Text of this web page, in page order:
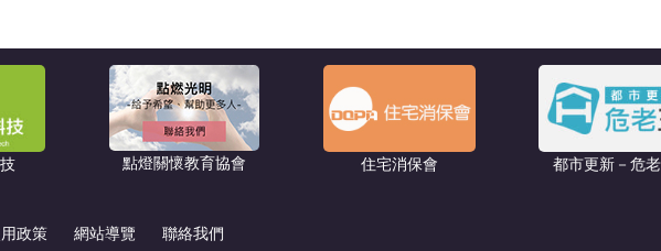
點燈關懷教育協會 住宅消保會 都市更新－危
政策 網站導覽 聯絡我們